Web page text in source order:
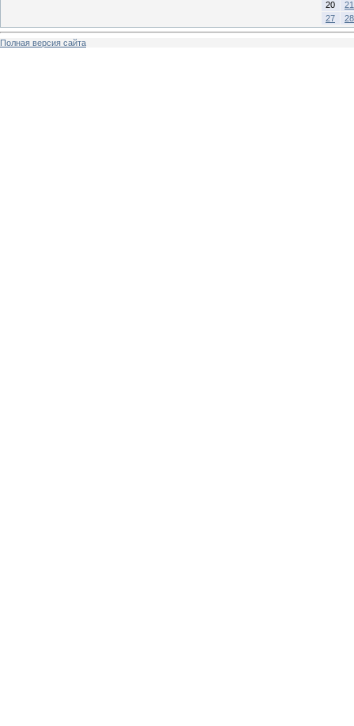
20
21
27
28
Полная версия сайта